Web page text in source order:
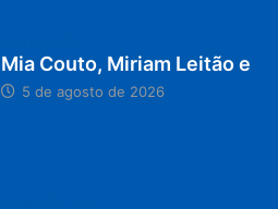
Mia Couto, Miriam Leitão e
5 de agosto de 2026